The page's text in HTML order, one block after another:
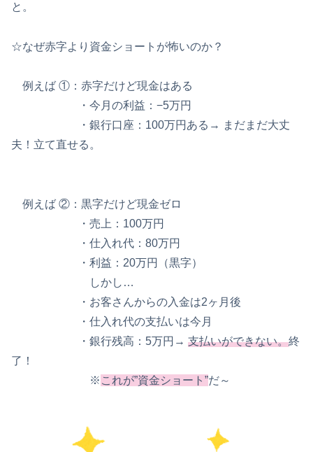
と。
☆なぜ赤字より資金ショートが怖いのか？
例えば ①：赤字だけど現金はある
・今月の利益：−5万円
・銀行口座：100万円ある→ まだまだ大丈
夫！立て直せる。
例えば ②：黒字だけど現金ゼロ
・売上：100万円
・仕入れ代：80万円
・利益：20万円（黒字）
しかし…
・お客さんからの入金は2ヶ月後
・仕入れ代の支払いは今月
・銀行残高：5万円→ 支払いができない。終
了！
※ これが”資金ショート”だ～